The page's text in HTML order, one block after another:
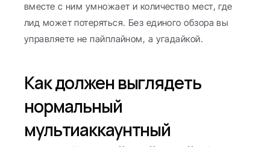
вместе с ним умножает и количество мест, где
лид может потеряться. Без единого обзора вы
управляете не пайплайном, а угадайкой.
Как должен выглядеть
нормальный
мультиаккаунтный